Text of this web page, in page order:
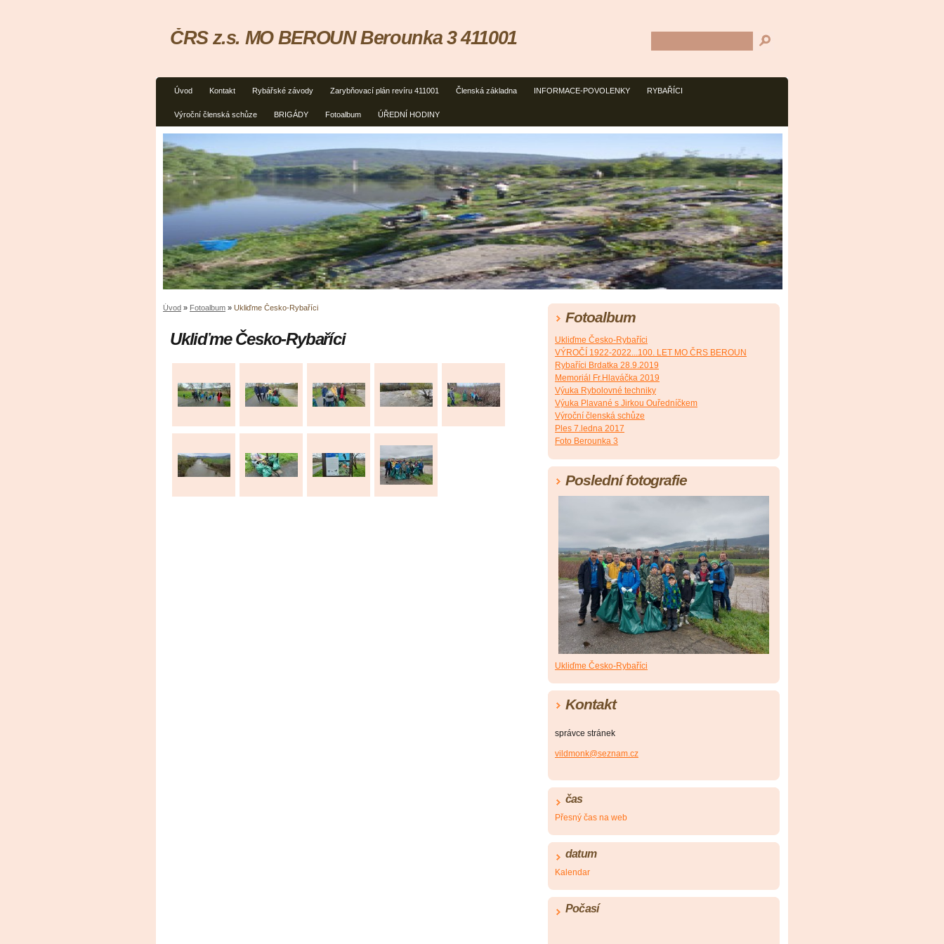
Úvod Kontakt Rybářské závody Zarybňovací plán revíru 411001 Členská základna INFORMACE-POVOLENKY RYBAŘÍCI
Výroční členská schůze BRIGÁDY Fotoalbum ÚŘEDNÍ HODINY
ČRS z.s. MO BEROUN Berounka 3 411001
Úvod » Fotoalbum » Ukliďme Česko-Rybaříci
Ukliďme Česko-Rybaříci
Fotoalbum
Ukliďme Česko-Rybaříci
VÝROČÍ 1922-2022...100. LET MO ČRS BEROUN
Rybaříci Brdatka 28.9.2019
Memoriál Fr.Hlaváčka 2019
Výuka Rybolovné techniky
Výuka Plavané s Jirkou Ouředníčkem
Výroční členská schůze
Ples 7.ledna 2017
Foto Berounka 3
Poslední fotografie
Ukliďme Česko-Rybaříci
Kontakt
správce stránek
vildmonk@seznam.cz
čas
Přesný čas na web
datum
Kalendar
Počasí